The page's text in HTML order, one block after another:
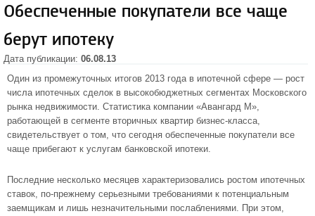
Обеспеченные покупатели все чаще
берут ипотеку
Дата публикации: 06.08.13
Один из промежуточных итогов 2013 года в ипотечной сфере — рост
числа ипотечных сделок в высокобюджетных сегментах Московского
рынка недвижимости. Статистика компании «Авангард М»,
работающей в сегменте вторичных квартир бизнес-класса,
свидетельствует о том, что сегодня обеспеченные покупатели все
чаще прибегают к услугам банковской ипотеки.
Последние несколько месяцев характеризовались ростом ипотечных
ставок, по-прежнему серьезными требованиями к потенциальным
заемщикам и лишь незначительными послаблениями. При этом,